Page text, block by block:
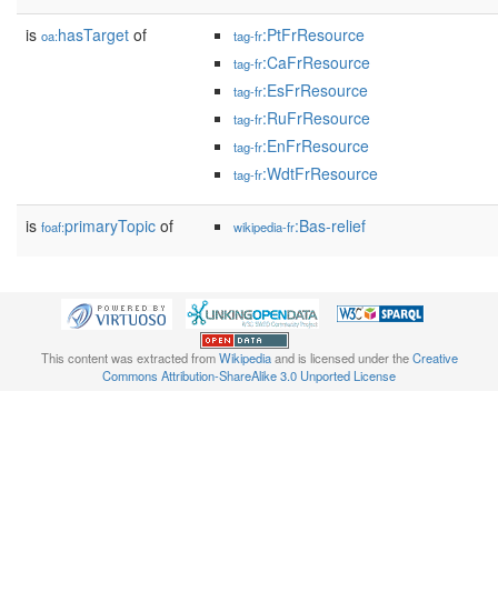
is oa:hasTarget of tag-fr:PtFrResource
tag-fr:CaFrResource
tag-fr:EsFrResource
tag-fr:RuFrResource
tag-fr:EnFrResource
tag-fr:WdtFrResource
is foaf:primaryTopic of wikipedia-fr:Bas-relief
This content was extracted fromWikipediaand is licensed under theCreative
Commons Attribution-ShareAlike 3.0 Unported License